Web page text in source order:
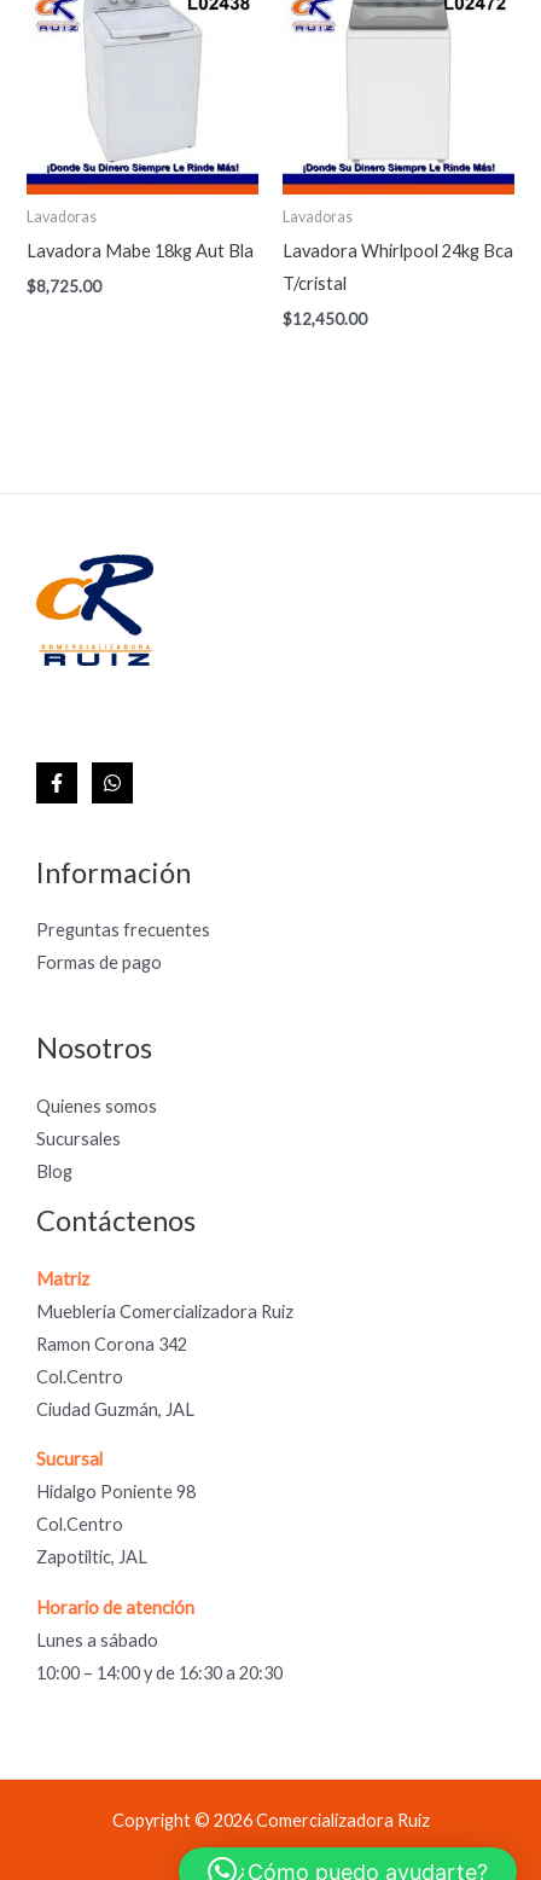
Lavadoras
Lavadora Mabe 18kg Aut Bla
$8,725.00
Lavadoras
Lavadora Whirlpool 24kg Bca
T/cristal
$12,450.00
Información
Preguntas frecuentes
Formas de pago
Nosotros
Quienes somos
Sucursales
Blog
Contáctenos
Matriz
Mueblería Comercializadora Ruiz
Ramon Corona 342
Col.Centro
Ciudad Guzmán, JAL
Sucursal
Hidalgo Poniente 98
Col.Centro
Zapotiltic, JAL
Horario de atención
Lunes a sábado
10:00 – 14:00 y de 16:30 a 20:30
Copyright © 2026 Comercializadora Ruiz
Comercializadora Ruiz
¿Cómo puedo ayudarte?